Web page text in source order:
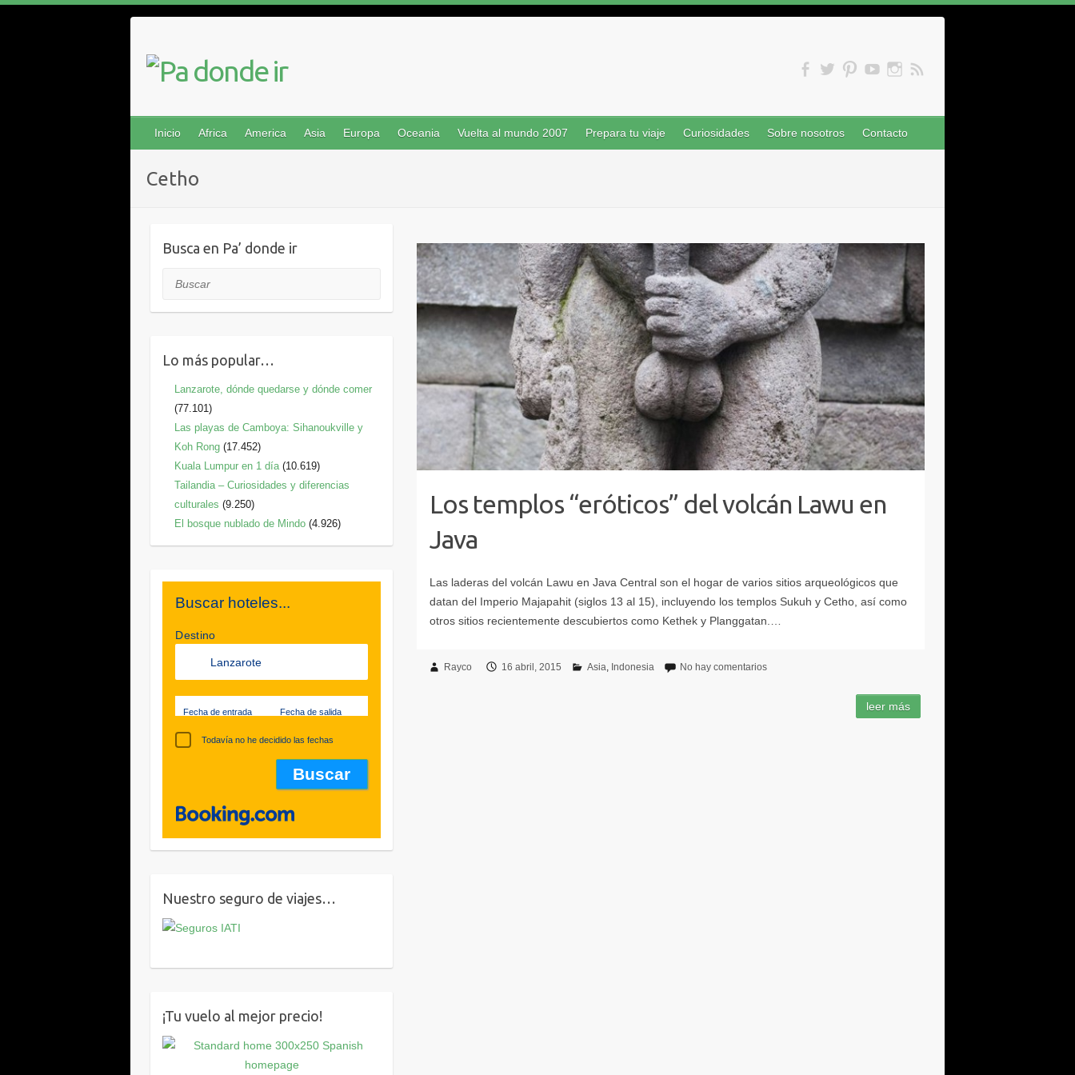
Inicio Africa America Asia Europa Oceania Vuelta al mundo 2007 Prepara tu viaje Curiosidades Sobre nosotros Contacto
Cetho
Los templos “eróticos” del volcán Lawu en
Java
Rayco 16 abril, 2015 Asia Indonesia No hay comentarios
Busca en Pa’ donde ir
Buscar
Lo más popular…
Lanzarote, dónde quedarse y dónde comer
(77.101)
Las playas de Camboya: Sihanoukville y
Koh Rong (17.452)
Kuala Lumpur en 1 día (10.619)
Tailandia – Curiosidades y diferencias
culturales (9.250)
El bosque nublado de Mindo (4.926)
Buscar hoteles...
Destino
Fecha de entrada Fecha de salida
Todavía no he decidido las fechas
Nuestro seguro de viajes…
¡Tu vuelo al mejor precio!